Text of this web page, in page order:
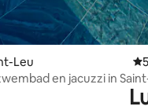
Leu
en jacuzzi in
op zee • 12 personen